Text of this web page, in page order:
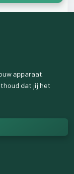
apparaat.
dat jij het